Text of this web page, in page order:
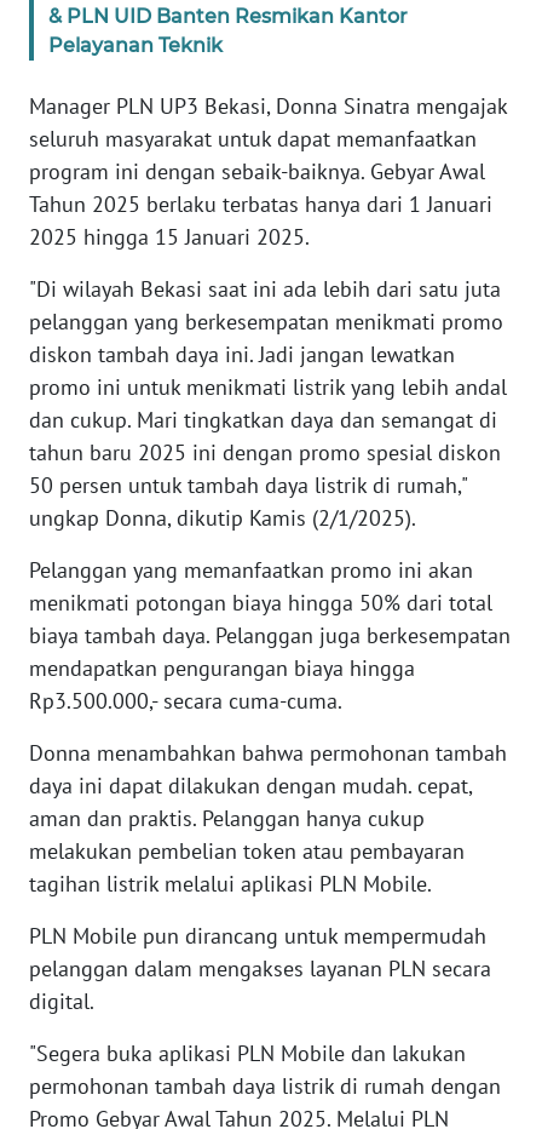
& PLN UID Banten Resmikan Kantor
Pelayanan Teknik
Manager PLN UP3 Bekasi, Donna Sinatra mengajak
seluruh masyarakat untuk dapat memanfaatkan
program ini dengan sebaik-baiknya. Gebyar Awal
Tahun 2025 berlaku terbatas hanya dari 1 Januari
2025 hingga 15 Januari 2025.
"Di wilayah Bekasi saat ini ada lebih dari satu juta
pelanggan yang berkesempatan menikmati promo
diskon tambah daya ini. Jadi jangan lewatkan
promo ini untuk menikmati listrik yang lebih andal
dan cukup. Mari tingkatkan daya dan semangat di
tahun baru 2025 ini dengan promo spesial diskon
50 persen untuk tambah daya listrik di rumah,"
ungkap Donna, dikutip Kamis (2/1/2025).
Pelanggan yang memanfaatkan promo ini akan
menikmati potongan biaya hingga 50% dari total
biaya tambah daya. Pelanggan juga berkesempatan
mendapatkan pengurangan biaya hingga
Rp3.500.000,- secara cuma-cuma.
Donna menambahkan bahwa permohonan tambah
daya ini dapat dilakukan dengan mudah. cepat,
aman dan praktis. Pelanggan hanya cukup
melakukan pembelian token atau pembayaran
tagihan listrik melalui aplikasi PLN Mobile.
PLN Mobile pun dirancang untuk mempermudah
pelanggan dalam mengakses layanan PLN secara
digital.
"Segera buka aplikasi PLN Mobile dan lakukan
permohonan tambah daya listrik di rumah dengan
Promo Gebyar Awal Tahun 2025. Melalui PLN
WN
SULBAR
WN
BABEL
WN
SUMBAR
WN
SUMSEL
WN
LAMPUNG
JATENG
WN
NUSANTARA
JOGJA
WN
JATIM
BALI
WN
WN
KALTENG